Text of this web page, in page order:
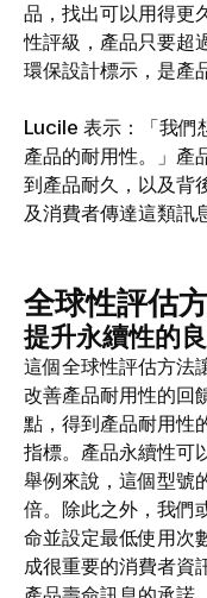
品，找出可以用得更
性評級，產品只要超
環保設計標示，是產
Lucile 表示：「我們
產品的耐用性。」產
到產品耐久，以及背
及消費者傳達這類訊
全球性評估
提升永續性的
這個全球性評估方法
改善產品耐用性的回
點，得到產品耐用性
指標。產品永續性可
舉例來說，這個型號
倍。除此之外，我們
命並設定最低使用次
成很重要的消費者資